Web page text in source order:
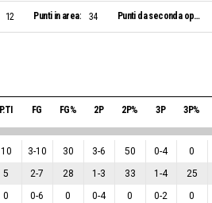
12 Punti in area: 34 Punti da seconda opportunità:
P.TI FG FG% 2P 2P% 3P 3P%
10 3-10 30 3-6 50 0-4 0
5 2-7 28 1-3 33 1-4 25
0 0-6 0 0-4 0 0-2 0